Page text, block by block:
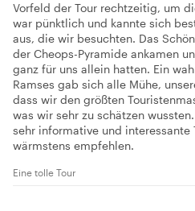
Vorfeld der Tour rechtzeitig, um
war pünktlich und kannte sich
aus, die wir besuchten. Das
der Cheops-Pyramide ankamen
ganz für uns allein hatten. Ein
Ramses gab sich alle Mühe,
dass wir den größten
was wir sehr zu schätzen
sehr informative und interessante
wärmstens empfehlen.
Eine tolle Tour